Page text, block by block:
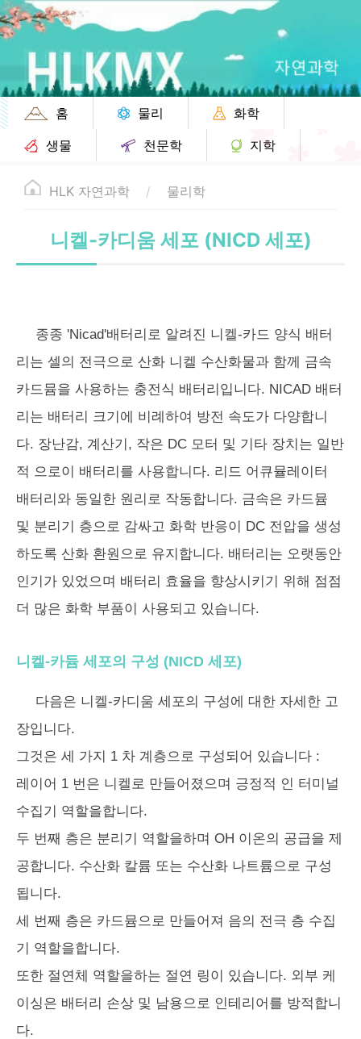
홈 물리
화학
생물
천문학 지학
HLK 자연과학 물리학
니켈-카디움 세포 (NICD 세포)
종종 'Nicad'배터리로 알려진 니켈-카드 양식 배터
리는 셀의 전극으로 산화 니켈 수산화물과 함께 금속
카드뮴을 사용하는 충전식 배터리입니다. NICAD 배터
리는 배터리 크기에 비례하여 방전 속도가 다양합니
다. 장난감, 계산기, 작은 DC 모터 및 기타 장치는 일반
적 으로이 배터리를 사용합니다. 리드 어큐뮬레이터
배터리와 동일한 원리로 작동합니다. 금속은 카드뮴
및 분리기 층으로 감싸고 화학 반응이 DC 전압을 생성
하도록 산화 환원으로 유지합니다. 배터리는 오랫동안
인기가 있었으며 배터리 효율을 향상시키기 위해 점점
더 많은 화학 부품이 사용되고 있습니다.
니켈-카듐 세포의 구성 (NICD 세포)
다음은 니켈-카디움 세포의 구성에 대한 자세한 고
장입니다.
그것은 세 가지 1 차 계층으로 구성되어 있습니다 :
레이어 1 번은 니켈로 만들어졌으며 긍정적 인 터미널
수집기 역할을합니다.
두 번째 층은 분리기 역할을하며 OH 이온의 공급을 제
공합니다. 수산화 칼륨 또는 수산화 나트륨으로 구성
됩니다.
세 번째 층은 카드뮴으로 만들어져 음의 전극 층 수집
기 역할을합니다.
또한 절연체 역할을하는 절연 링이 있습니다. 외부 케
이싱은 배터리 손상 및 남용으로 인테리어를 방적합니
다.